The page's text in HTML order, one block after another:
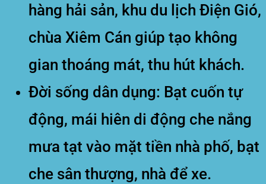
hàng hải sản, khu du lịch Điện Gió,
chùa Xiêm Cán giúp tạo không
gian thoáng mát, thu hút khách.
Đời sống dân dụng: Bạt cuốn tự
động, mái hiên di động che nắng
mưa tạt vào mặt tiền nhà phố, bạt
che sân thượng, nhà để xe.